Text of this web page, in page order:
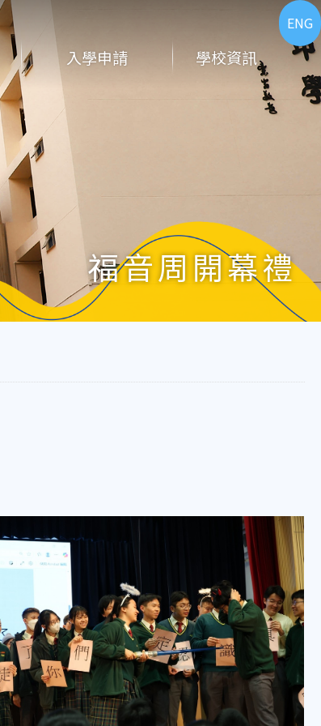
ENG
入學申請 學校資訊
福音周開幕禮